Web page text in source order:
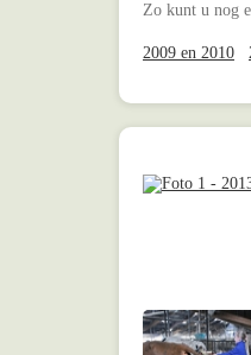
Zo kunt u nog
2009 en 2010